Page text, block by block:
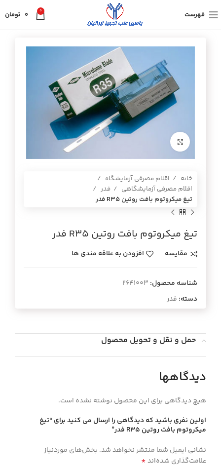
فهرست 0
0 تومان
برای بزرگنمایی کلیک کنید
خانه
اقلام مصرفی آزمایشگاه
اقلام مصرفی آزمایشگاهی
فدر
تيغ ميكروتوم بافت روتين R35 فدر
تيغ ميكروتوم بافت روتين R35 فدر
مقایسه افزودن به علاقه مندی ها
شناسه محصول: 2641003
دسته: فدر
حمل و نقل و تحویل محصول
دیدگاهها
هیچ دیدگاهی برای این محصول نوشته نشده است.
اولین نفری باشید که دیدگاهی را ارسال می کنید برای “تيغ
ميكروتوم بافت روتين R35 فدر”
نشانی ایمیل شما منتشر نخواهد شد. بخش‌های موردنیاز
علامت‌گذاری شده‌اند*